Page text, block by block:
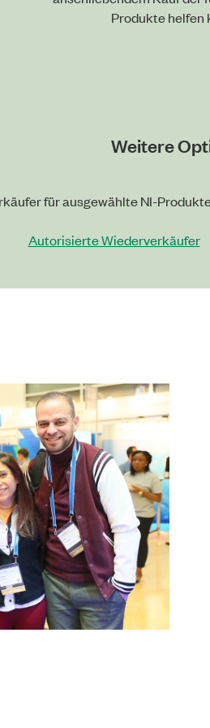
Produkte helfen
Weitere
für ausgewählte NI-
Autorisierte Wiederverkäufer